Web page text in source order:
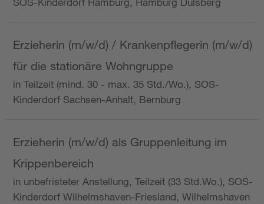
Erzieherin (m/w/d) / Krankenpflegerin (m/w/d)
für die stationäre Wohngruppe
in Teilzeit (mind. 30 - max. 35 Std./Wo.), SOS-
Kinderdorf Sachsen-Anhalt, Bernburg
Erzieherin (m/w/d) als Gruppenleitung im
Krippenbereich
in unbefristeter Anstellung, Teilzeit (33 Std.Wo.), SOS-
Kinderdorf Wilhelmshaven-Friesland, Wilhelmshaven